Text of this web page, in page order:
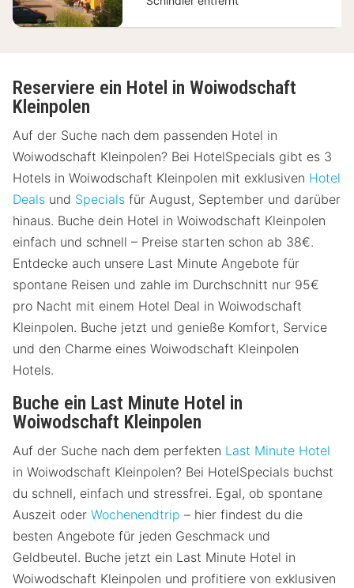
Reserviere ein Hotel in Woiwodschaft
Kleinpolen
Auf der Suche nach dem passenden Hotel in
Woiwodschaft Kleinpolen? Bei HotelSpecials gibt es 3
Hotels in Woiwodschaft Kleinpolen mit exklusiven Hotel
Deals und Specials für August, September und darüber
hinaus. Buche dein Hotel in Woiwodschaft Kleinpolen
einfach und schnell – Preise starten schon ab 38€.
Entdecke auch unsere Last Minute Angebote für
spontane Reisen und zahle im Durchschnitt nur 95€
pro Nacht mit einem Hotel Deal in Woiwodschaft
Kleinpolen. Buche jetzt und genieße Komfort, Service
und den Charme eines Woiwodschaft Kleinpolen
Hotels.
Buche ein Last Minute Hotel in
Woiwodschaft Kleinpolen
Auf der Suche nach dem perfekten Last Minute Hotel
in Woiwodschaft Kleinpolen? Bei HotelSpecials buchst
du schnell, einfach und stressfrei. Egal, ob spontane
Auszeit oder Wochenendtrip – hier findest du die
besten Angebote für jeden Geschmack und
Geldbeutel. Buche jetzt ein Last Minute Hotel in
Woiwodschaft Kleinpolen und profitiere von exklusiven